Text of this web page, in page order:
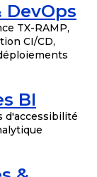
DevOps
TX-RAMP,
CI/CD,
BI
d'accessibilité